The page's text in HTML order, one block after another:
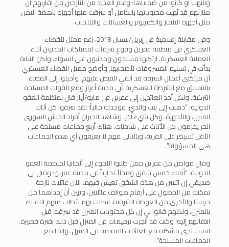
منازلهم قد نُهبت محتوياتها بالكامل أو سرقت منها أجهزة باهظة الثمن
مثل أجهزة التلفاز والكمبيوتر والغسالات والثلاجات.
وفي مقابلة إعلامية في إبريل/نيسان 2018، زعم ممثل للقضاء
العسكري في منطقة عفرين وقوع سرقات لممتلكات المدنيين أثناء
العملية العسكرية، ارتكبها مسلحون ومدنيون على السواء، ولكن النيابة
بدأت في تسليم المسروقات لأصحابها. وأوضح ممثل القضاء العسكري
أن مرتكبي أعمال السرقة قد ألقي القبض عليهم، وأحيلوا إلى القضاء،
بالتنسيق مع الشرطة العسكرية في مدينة أعزاز ومع القوات المسلحة
التركية. ولكن أحد العائدين إلى عفرين في مايو/أيار قال لمنظمة العفو
الدولية: “ذهبت إلى بيت والديّ، فوجدته خالياً؛ لقد سرقوا كل أثاث
المنزل، والأجهزة، وكل شيء آخر. وشاهد الجيران أفراد الجيش السوري
الحر يحزمون كل الأثاث على شاحنات. هناك أربع جماعات مسلحة على
الأقل تسيطر على القرية، وبالتالي فهم لا يعرفون أي هذه الجماعات
هي المسؤولة”.
وقال مواطن من عفرين ممن طلبوا اللجوء إلى ألمانيا لمنظمة العفو
الدولية: “أملك خمس شقق ومحلاً تجارياً في مدينة عفرين؛ وقال لي
صديقي إن اثنتين من هذه الشقق تعيش فيهما الآن عائلات نازحة.
تمكنت من الحصول على أرقام هواتف عائلتين، وتبين أن إحداهما من
حرستا والأخرى من الغوطة الشرقية. اتصلت بهم لأطلب منهم الاعتناء
بالمنزل، ولكنهم قالوا لي إن كل محتويات المنزل قد سرقت قبل
انتقالهم إليه؛ وكنت قد أنجزت ترميمات في المنزل قبل ذلك بفترة قصيرة.
ليست لدي مشكلة مع العائلات المقيمة في المنزل، وإنما مع
الجماعات المسلحة”.